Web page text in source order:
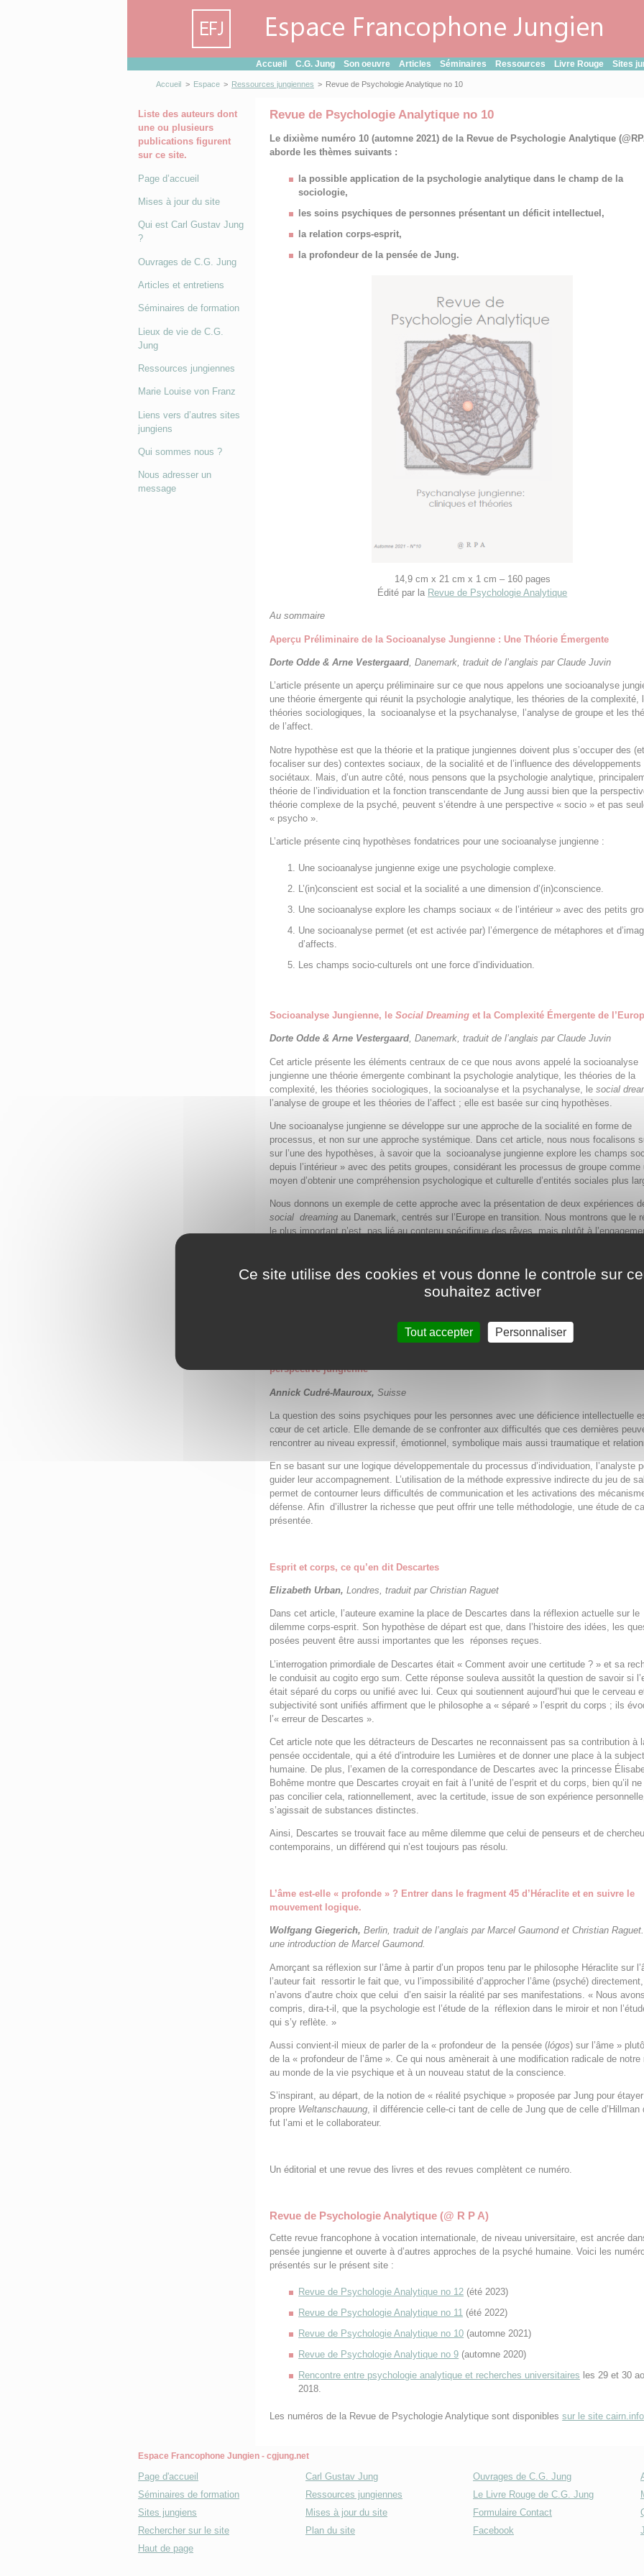
Accueil C.G. Jung Son oeuvre Articles Séminaires Ressources Livre Rouge Sites
Accueil > Espace > Ressources jungiennes > Revue de Psychologie Analytique no 10
Liste des auteurs dont
une ou plusieurs
publications figurent
sur ce site.
Page d’accueil
Mises à jour du site
Qui est Carl Gustav Jung
?
Ouvrages de C.G. Jung
Articles et entretiens
Séminaires de formation
Lieux de vie de C.G.
Jung
Ressources jungiennes
Marie Louise von Franz
Liens vers d’autres sites
jungiens
Qui sommes nous ?
Nous adresser un
message
Revue de Psychologie Analytique no 10
Le dixième numéro 10 (automne 2021) de la Revue de Psychologie Analytique
aborde les thèmes suivants :
la possible application de la psychologie analytique dans le champ de la
sociologie,
les soins psychiques de personnes présentant un déficit intellectuel,
la relation corps-esprit,
la profondeur de la pensée de Jung.
14,9 cm x 21 cm x 1 cm – 160 pages
Édité par la Revue de Psychologie Analytique
Au sommaire
Aperçu Préliminaire de la Socioanalyse Jungienne : Une Théorie Émergente
Dorte Odde & Arne Vestergaard , Danemark, traduit de l’anglais par Claude Juvin
L’article présente un aperçu préliminaire sur ce que nous appelons une socioanalyse
une théorie émergente qui réunit la psychologie analytique, les théories de la complexité,
théories sociologiques, la socioanalyse et la psychanalyse, l’analyse de groupe et les
de l’affect.
Notre hypothèse est que la théorie et la pratique jungiennes doivent plus s’occuper des
focaliser sur des) contextes sociaux, de la socialité et de l’influence des développements
sociétaux. Mais, d’un autre côté, nous pensons que la psychologie analytique,
théorie de l’individuation et la fonction transcendante de Jung aussi bien que la
théorie complexe de la psyché, peuvent s’étendre à une perspective « socio » et pas
« psycho ».
L’article présente cinq hypothèses fondatrices pour une socioanalyse jungienne :
Une socioanalyse jungienne exige une psychologie complexe.
L’(in)conscient est social et la socialité a une dimension d’(in)conscience.
Une socioanalyse explore les champs sociaux « de l’intérieur » avec des petits
Une socioanalyse permet (et est activée par) l’émergence de métaphores et
d’affects.
Les champs socio-culturels ont une force d’individuation.
Socioanalyse Jungienne, leSocial Dreaming et la Complexité Émergente de
Dorte Odde & Arne Vestergaard, Danemark, traduit de l’anglais par Claude Juvin
Cet article présente les éléments centraux de ce que nous avons appelé la socioanalyse
jungienne une théorie émergente combinant la psychologie analytique, les théories de la
complexité, les théories sociologiques, la socioanalyse et la psychanalyse, lesocial
l’analyse de groupe et les théories de l’affect ; elle est basée sur cinq hypothèses.
Une socioanalyse jungienne se développe sur une approche de la socialité en forme de
processus, et non sur une approche systémique. Dans cet article, nous nous focalisons
sur l’une des hypothèses, à savoir que la socioanalyse jungienne explore les champs
depuis l’intérieur » avec des petits groupes, considérant les processus de groupe comme
moyen d’obtenir une compréhension psychologique et culturelle d’entités sociales plus
Nous donnons un exemple de cette approche avec la présentation de deux expériences
social dreaming au Danemark, centrés sur l’Europe en transition. Nous montrons que le
le plus important n’est pas lié au contenu spécifique des rêves, mais plutôt à
Cet article se termine par des réflexions sur la façon dont ces expériences de
façonnent une socioanalyse jungienne, visant la possibilité de réunions intersubjectives
moments présents, qui ouvrent à une compréhension plus profonde, de l’intérieur du
perspective jungienne
Annick Cudré-Mauroux, Suisse
La question des soins psychiques pour les personnes avec une déficience intellectuelle
cœur de cet article. Elle demande de se confronter aux difficultés que ces dernières
rencontrer au niveau expressif, émotionnel, symbolique mais aussi traumatique et
En se basant sur une logique développementale du processus d’individuation, l’analyste
guider leur accompagnement. L’utilisation de la méthode expressive indirecte du jeu de
permet de contourner leurs difficultés de communication et les activations des
défense. Afin d’illustrer la richesse que peut offrir une telle méthodologie, une étude de
présentée.
Esprit et corps, ce qu’en dit Descartes
Elizabeth Urban, Londres, traduit par Christian Raguet
Dans cet article, l’auteure examine la place de Descartes dans la réflexion actuelle sur le
dilemme corps-esprit. Son hypothèse de départ est que, dans l’histoire des idées, les
posées peuvent être aussi importantes que les réponses reçues.
L’interrogation primordiale de Descartes était « Comment avoir une certitude ? » et sa
le conduisit au cogito ergo sum. Cette réponse souleva aussitôt la question de savoir si
était séparé du corps ou unifié avec lui. Ceux qui soutiennent aujourd’hui que le cerveau
subjectivité sont unifiés affirment que le philosophe a « séparé » l’esprit du corps ; ils
l’« erreur de Descartes ».
Cet article note que les détracteurs de Descartes ne reconnaissent pas sa contribution à
pensée occidentale, qui a été d’introduire les Lumières et de donner une place à la
humaine. De plus, l’examen de la correspondance de Descartes avec la princesse
Bohême montre que Descartes croyait en fait à l’unité de l’esprit et du corps, bien qu’il
pas concilier cela, rationnellement, avec la certitude, issue de son expérience personnelle,
s’agissait de substances distinctes.
Ainsi, Descartes se trouvait face au même dilemme que celui de penseurs et de
contemporains, un différend qui n’est toujours pas résolu.
L’âme est-elle « profonde » ? Entrer dans le fragment 45 d’Héraclite et en suivre le
mouvement logique.
Wolfgang Giegerich, Berlin, traduit de l’anglais par Marcel Gaumond et Christian
une introduction de Marcel Gaumond.
Amorçant sa réflexion sur l’âme à partir d’un propos tenu par le philosophe Héraclite sur
l’auteur fait ressortir le fait que, vu l’impossibilité d’approcher l’âme (psyché)
n’avons d’autre choix que celui d’en saisir la réalité par ses manifestations. « Nous avons
compris, dira-t-il, que la psychologie est l’étude de la réflexion dans le miroir et non
qui s’y reflète. »
Aussi convient-il mieux de parler de la « profondeur de la pensée (lógos) sur l’âme »
de la « profondeur de l’âme ». Ce qui nous amènerait à une modification radicale de notre
au monde de la vie psychique et à un nouveau statut de la conscience.
S’inspirant, au départ, de la notion de « réalité psychique » proposée par Jung pour
propre Weltanschauung, il différencie celle-ci tant de celle de Jung que de celle d’Hillman
fut l’ami et le collaborateur.
Un éditorial et une revue des livres et des revues complètent ce numéro.
Revue de Psychologie Analytique (@ R P A)
Cette revue francophone à vocation internationale, de niveau universitaire, est ancrée
pensée jungienne et ouverte à d’autres approches de la psyché humaine. Voici les
présentés sur le présent site :
Revue de Psychologie Analytique no 12 (été 2023)
Revue de Psychologie Analytique no 11 (été 2022)
Revue de Psychologie Analytique no 10 (automne 2021)
Revue de Psychologie Analytique no 9 (automne 2020)
Rencontre entre psychologie analytique et recherches universitaires les 29 et 30
2018.
Les numéros de la Revue de Psychologie Analytique sont disponiblessur le site cairn.info
Espace Francophone Jungien - cgjung.net
Page d'accueil Carl Gustav Jung Ouvrages de C.G. Jung
Séminaires de formation
Ressources jungiennes Le Livre Rouge de C.G. Jung
Sites jungiens
Mises à jour du site Formulaire Contact
Rechercher sur le site
Plan du site Facebook
Haut de page
Ce site utilise des cookies et vous donne le controle sur
souhaitez activer
Tout accepter Personnaliser